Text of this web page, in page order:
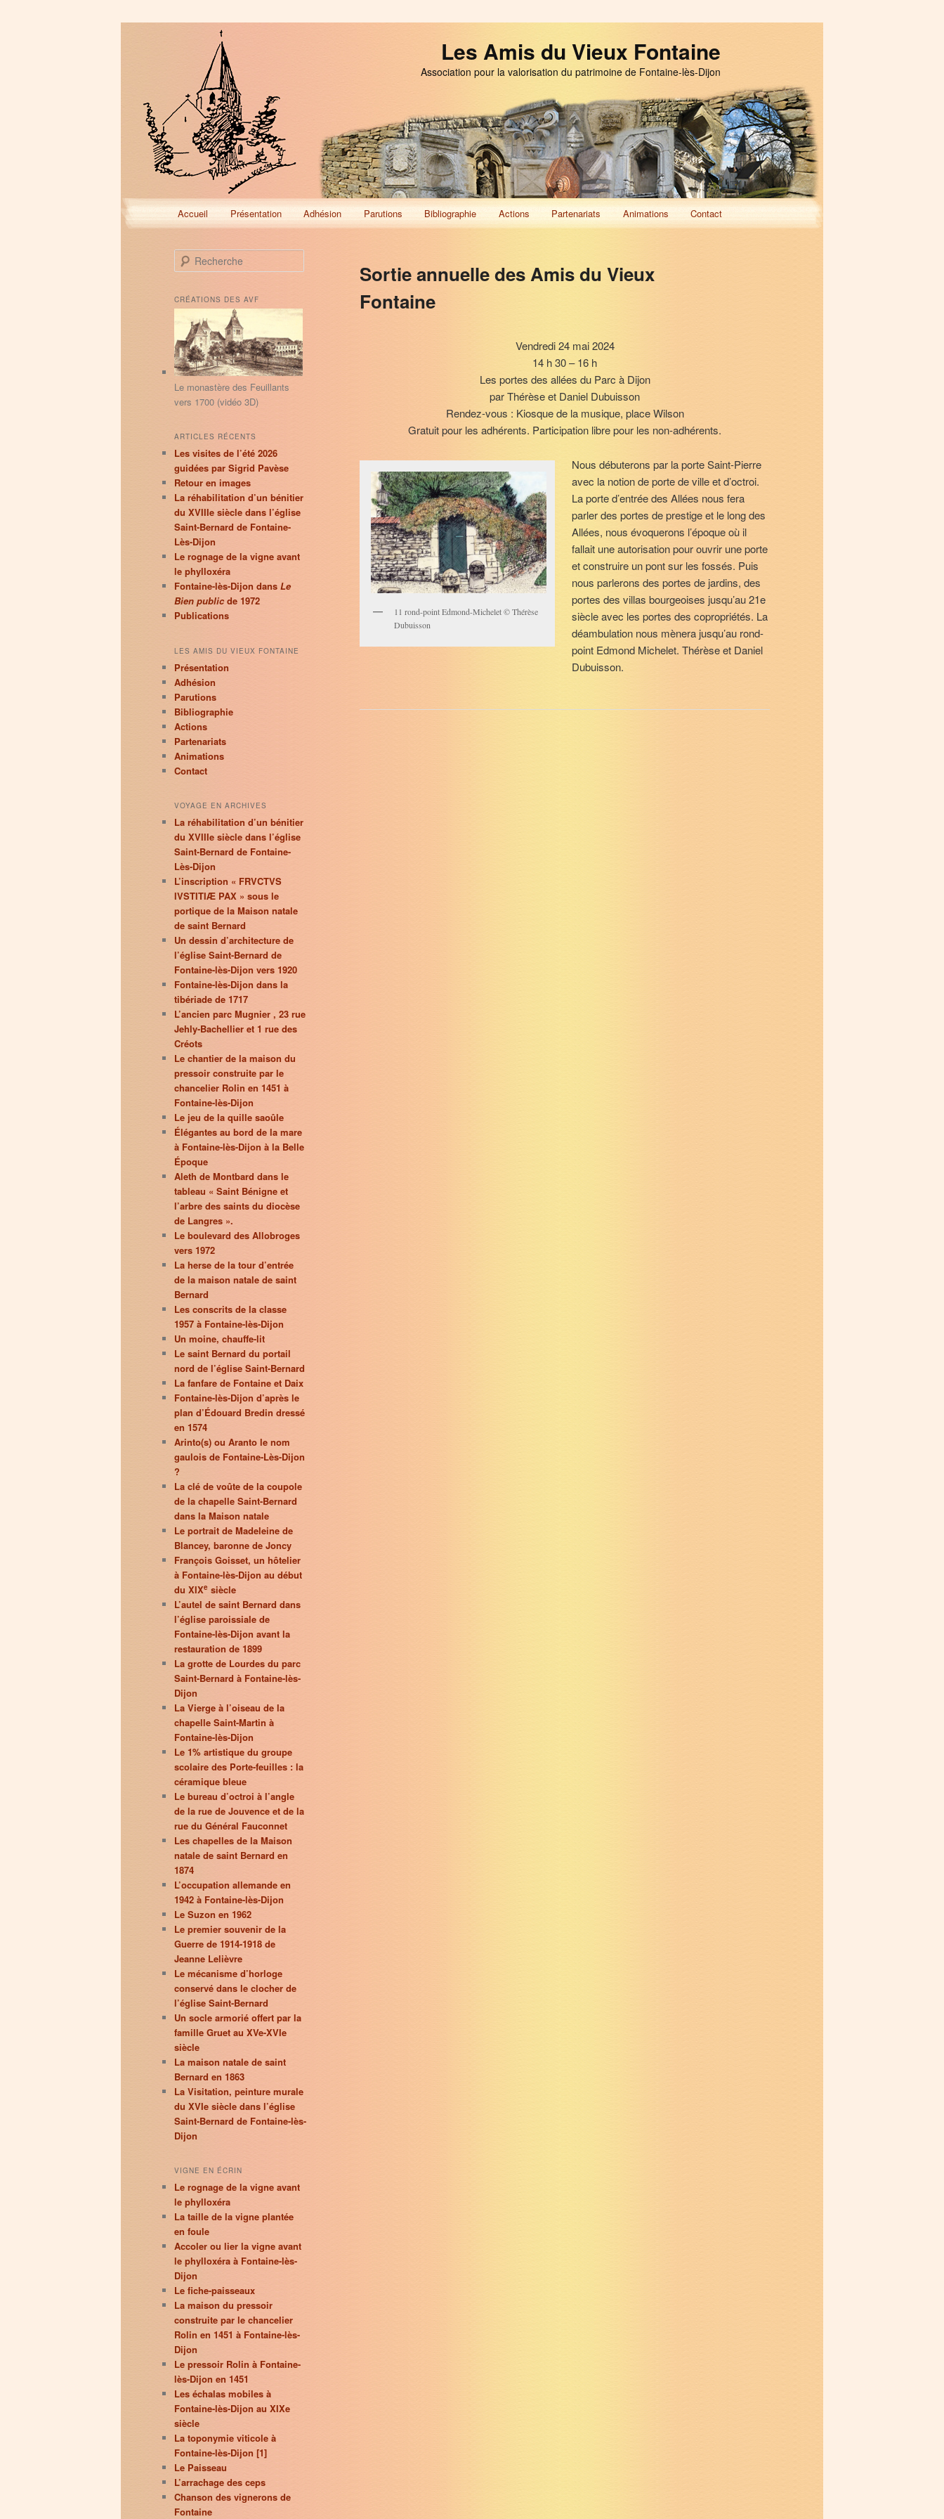
Les Amis du Vieux Fontaine
Association pour la valorisation du patrimoine de Fontaine-lès-Dijon
Menu
principal
Aller
au
principal
Aller
au
secondaire
Accueil Présentation Adhésion Parutions Bibliographie Actions Partenariats Animations Contact
Sortie annuelle des Amis du Vieux
Fontaine
Vendredi 24 mai 2024
14 h 30 – 16 h
Les portes des allées du Parc à Dijon
par Thérèse et Daniel Dubuisson
Rendez-vous : Kiosque de la musique, place Wilson
Gratuit pour les adhérents. Participation libre pour les non-adhérents.
11 rond-point Edmond-Michelet © Thérèse
Dubuisson
Nous débuterons par la porte Saint-Pierre
avec la notion de porte de ville et d’octroi.
La porte d’entrée des Allées nous fera
parler des portes de prestige et le long des
Allées, nous évoquerons l’époque où il
fallait une autorisation pour ouvrir une porte
et construire un pont sur les fossés. Puis
nous parlerons des portes de jardins, des
portes des villas bourgeoises jusqu’au 21e
siècle avec les portes des copropriétés. La
déambulation nous mènera jusqu’au rond-
point Edmond Michelet. Thérèse et Daniel
Dubuisson.
e
h
e
h
e
CRÉATIONS DES AVF
Le monastère des Feuillants
vers 1700 (vidéo 3D)
ARTICLES RÉCENTS
Les visites de l’été 2026
guidées par Sigrid Pavèse
Retour en images
La réhabilitation d’un bénitier
du XVIIIe siècle dans l’église
Saint-Bernard de Fontaine-
Lès-Dijon
Le rognage de la vigne avant
le phylloxéra
Fontaine-lès-Dijon dans Le
Bien publicde 1972
Publications
LES AMIS DU VIEUX FONTAINE
Présentation
Adhésion
Parutions
Bibliographie
Actions
Partenariats
Animations
Contact
VOYAGE EN ARCHIVES
La réhabilitation d’un bénitier
du XVIIIe siècle dans l’église
Saint-Bernard de Fontaine-
Lès-Dijon
L’inscription « FRVCTVS
IVSTITIÆ PAX » sous le
portique de la Maison natale
de saint Bernard
Un dessin d’architecture de
l’église Saint-Bernard de
Fontaine-lès-Dijon vers 1920
Fontaine-lès-Dijon dans la
tibériade de 1717
L’ancien parc Mugnier , 23 rue
Jehly-Bachellier et 1 rue des
Créots
Le chantier de la maison du
pressoir construite par le
chancelier Rolin en 1451 à
Fontaine-lès-Dijon
Le jeu de la quille saoûle
Élégantes au bord de la mare
à Fontaine-lès-Dijon à la Belle
Époque
Aleth de Montbard dans le
tableau « Saint Bénigne et
l’arbre des saints du diocèse
de Langres ».
Le boulevard des Allobroges
vers 1972
La herse de la tour d’entrée
de la maison natale de saint
Bernard
Les conscrits de la classe
1957 à Fontaine-lès-Dijon
Un moine, chauffe-lit
Le saint Bernard du portail
nord de l’église Saint-Bernard
La fanfare de Fontaine et Daix
Fontaine-lès-Dijon d’après le
plan d’Édouard Bredin dressé
en 1574
Arinto(s) ou Aranto le nom
gaulois de Fontaine-Lès-Dijon
?
La clé de voûte de la coupole
de la chapelle Saint-Bernard
dans la Maison natale
Le portrait de Madeleine de
Blancey, baronne de Joncy
François Goisset, un hôtelier
à Fontaine-lès-Dijon au début
du XIXe siècle
L’autel de saint Bernard dans
l’église paroissiale de
Fontaine-lès-Dijon avant la
restauration de 1899
La grotte de Lourdes du parc
Saint-Bernard à Fontaine-lès-
Dijon
La Vierge à l’oiseau de la
chapelle Saint-Martin à
Fontaine-lès-Dijon
Le 1% artistique du groupe
scolaire des Porte-feuilles : la
céramique bleue
Le bureau d’octroi à l’angle
de la rue de Jouvence et de la
rue du Général Fauconnet
Les chapelles de la Maison
natale de saint Bernard en
1874
L’occupation allemande en
1942 à Fontaine-lès-Dijon
Le Suzon en 1962
Le premier souvenir de la
Guerre de 1914-1918 de
Jeanne Lelièvre
Le mécanisme d’horloge
conservé dans le clocher de
l’église Saint-Bernard
Un socle armorié offert par la
famille Gruet au XVe-XVIe
siècle
La maison natale de saint
Bernard en 1863
La Visitation, peinture murale
du XVIe siècle dans l’église
Saint-Bernard de Fontaine-lès-
Dijon
VIGNE EN ÉCRIN
Le rognage de la vigne avant
le phylloxéra
La taille de la vigne plantée
en foule
Accoler ou lier la vigne avant
le phylloxéra à Fontaine-lès-
Dijon
Le fiche-paisseaux
La maison du pressoir
construite par le chancelier
Rolin en 1451 à Fontaine-lès-
Dijon
Le pressoir Rolin à Fontaine-
lès-Dijon en 1451
Les échalas mobiles à
Fontaine-lès-Dijon au XIXe
siècle
La toponymie viticole à
Fontaine-lès-Dijon [1]
Le Paisseau
L’arrachage des ceps
Chanson des vignerons de
Fontaine